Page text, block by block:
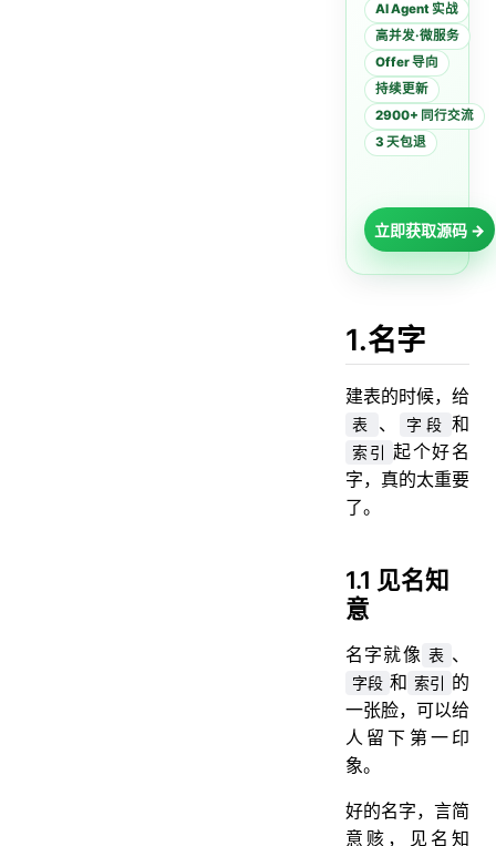
AI Agent 实战
高并发·微服务
Offer 导向
持续更新
2900+ 同行交流
3 天包退
立即获取源码 →
1.名字
建表的时候，给
表 、 字段 和
索引 起个好名
字，真的太重要
了。
1.1 见名知
意
名字就像 表 、
字段 和 索引 的
一张脸，可以给
人留下第一印
象。
好的名字，言简
意赅，见名知